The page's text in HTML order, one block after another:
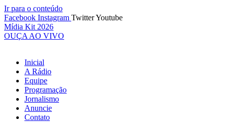
Ir para o conteúdo
Facebook Instagram TwitterYoutube
Mídia Kit 2026
OUÇA AO VIVO
Inicial
A Rádio
Equipe
Programação
Jornalismo
Anuncie
Contato